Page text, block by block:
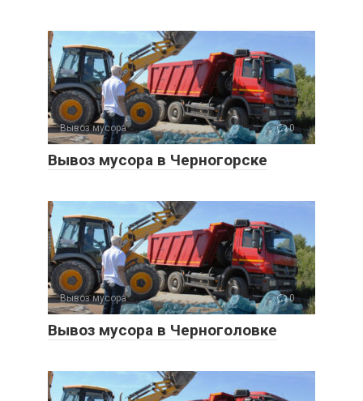
Вывоз мусора 0
Вывоз мусора в Черногорске
Вывоз мусора 0
Вывоз мусора в Черноголовке